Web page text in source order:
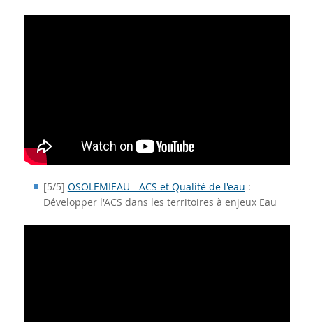
[5/5] OSOLEMIEAU - ACS et Qualité de l'eau :
Développer l'ACS dans les territoires à enjeux Eau